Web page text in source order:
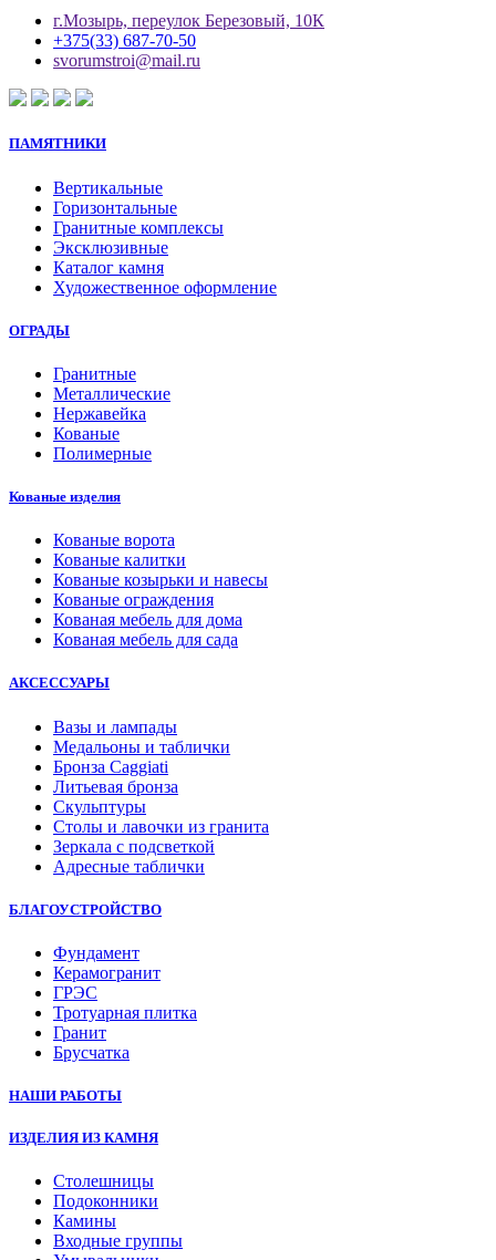
г.Мозырь, переулок Березовый, 10К
+375(33) 687-70-50
svorumstroi@mail.ru
ПАМЯТНИКИ
Вертикальные
Горизонтальные
Гранитные комплексы
Эксклюзивные
Каталог камня
Художественное оформление
ОГРАДЫ
Гранитные
Металлические
Нержавейка
Кованые
Полимерные
Кованые изделия
Кованые ворота
Кованые калитки
Кованые козырьки и навесы
Кованые ограждения
Кованая мебель для дома
Кованая мебель для сада
АКСЕССУАРЫ
Вазы и лампады
Медальоны и таблички
Бронза Caggiati
Литьевая бронза
Скульптуры
Столы и лавочки из гранита
Зеркала с подсветкой
Адресные таблички
БЛАГОУСТРОЙСТВО
Фундамент
Керамогранит
ГРЭС
Тротуарная плитка
Гранит
Брусчатка
НАШИ РАБОТЫ
ИЗДЕЛИЯ ИЗ КАМНЯ
Столешницы
Подоконники
Камины
Входные группы